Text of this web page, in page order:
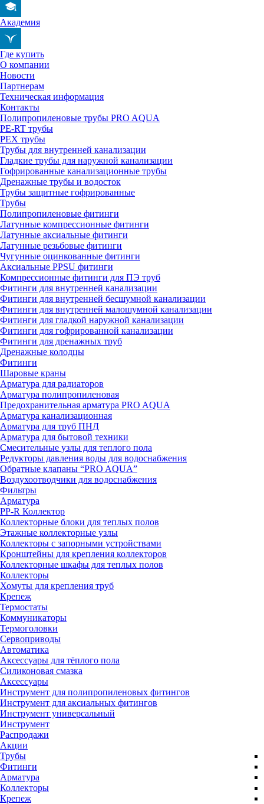
Академия
Где купить
О компании
Новости
Партнерам
Техническая информация
Контакты
Полипропиленовые трубы PRO AQUA
PE-RT трубы
PEX трубы
Трубы для внутренней канализации
Гладкие трубы для наружной канализации
Гофрированные канализационные трубы
Дренажные трубы и водосток
Трубы защитные гофрированные
Трубы
Полипропиленовые фитинги
Латунные компрессионные фитинги
Латунные аксиальные фитинги
Латунные резьбовые фитинги
Чугунные оцинкованные фитинги
Аксиальные PPSU фитинги
Компрессионные фитинги для ПЭ труб
Фитинги для внутренней канализации
Фитинги для внутренней бесшумной канализации
Фитинги для внутренней малошумной канализации
Фитинги для гладкой наружной канализации
Фитинги для гофрированной канализации
Фитинги для дренажных труб
Дренажные колодцы
Фитинги
Шаровые краны
Арматура для радиаторов
Арматура полипропиленовая
Предохранительная арматура PRO AQUA
Арматура канализационная
Арматура для труб ПНД
Арматура для бытовой техники
Смесительные узлы для теплого пола
Редукторы давления воды для водоснабжения
Обратные клапаны “PRO AQUA”
Воздухоотводчики для водоснабжения
Фильтры
Арматура
PP-R Коллектор
Коллекторные блоки для теплых полов
Этажные коллекторные узлы
Коллекторы с запорными устройствами
Кронштейны для крепления коллекторов
Коллекторные шкафы для теплых полов
Коллекторы
Хомуты для крепления труб
Крепеж
Термостаты
Коммуникаторы
Термоголовки
Сервоприводы
Автоматика
Аксессуары для тёплого пола
Силиконовая смазка
Аксессуары
Инструмент для полипропиленовых фитингов
Инструмент для аксиальных фитингов
Инструмент универсальный
Инструмент
Распродажи
Акции
Трубы
Фитинги
Арматура
Коллекторы
Крепеж